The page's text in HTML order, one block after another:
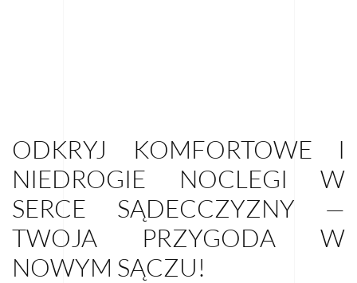
ODKRYJ KOMFORTOWE I
NIEDROGIE NOCLEGI W
SERCE SĄDECCZYZNY —
TWOJA PRZYGODA W
NOWYM SĄCZU!